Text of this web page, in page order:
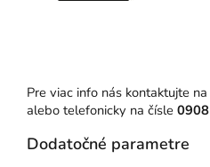
Pre viac info nás kontaktujte na
alebo telefonicky na čísle
Dodatočné parametre